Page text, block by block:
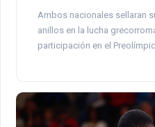
Ambos nacionales sellaran
anillos en la lucha
participación en el